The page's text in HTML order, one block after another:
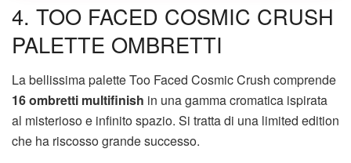
4. TOO FACED COSMIC CRUSH
PALETTE OMBRETTI
La bellissima palette Too Faced Cosmic Crush comprende
16 ombretti multifinish in una gamma cromatica ispirata
al misterioso e infinito spazio. Si tratta di una limited edition
che ha riscosso grande successo.